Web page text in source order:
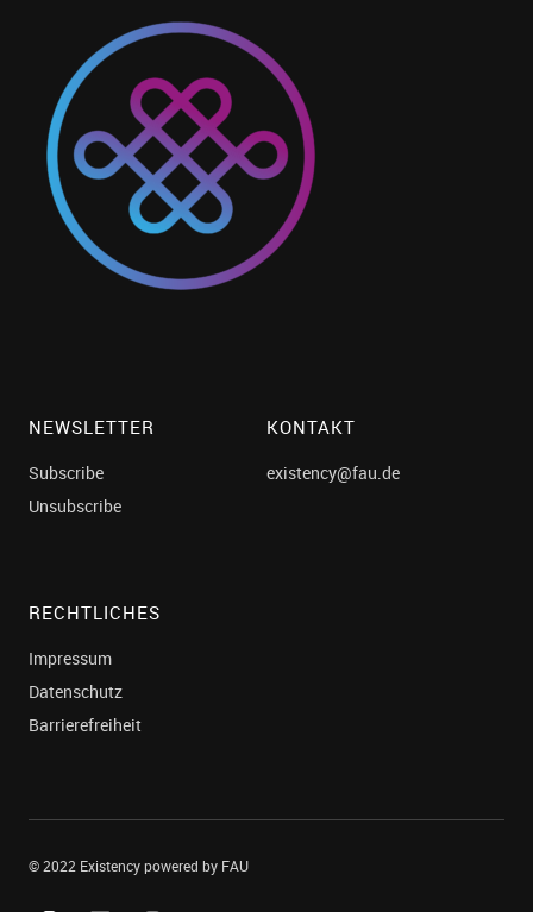
NEWSLETTER
Subscribe
Unsubscribe
KONTAKT
existency@fau.de
RECHTLICHES
Impressum
Datenschutz
Barrierefreiheit
© 2022 Existency powered by FAU